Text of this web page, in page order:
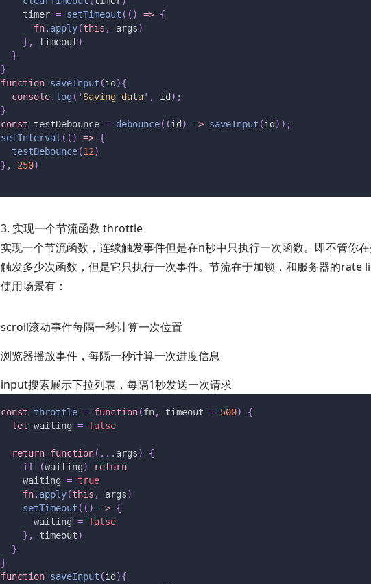
    timer
= setTimeout (() => {
      fn
. apply(this , args)
    },
timeout)
  }
}
function saveInput (id ){
  console
. log ( ' Saving data' , id );
}
const testDebounce = debounce((id ) => saveInput (id ));
setInterval (() => {
  testDebounce
(12)
},
250)
3. 实现一个节流函数 throttle
实现一个节流函数，连续触发事件但是在n秒中只执行一次函数。即不管你
触发多少次函数，但是它只执行一次事件。节流在于加锁，和服务器的rate
使用场景有：
scroll滚动事件每隔一秒计算一次位置
浏览器播放事件，每隔一秒计算一次进度信息
input搜索展示下拉列表，每隔1秒发送一次请求
const throttle = function(fn, timeout = 500)
{
  let
waiting = false
  return function
(... args)
{
    if
(waiting)
return
    waiting
= true
    fn
. apply(this , args)
    setTimeout
(() => {
      waiting
= false
    },
timeout)
  }
}
function saveInput (id ){